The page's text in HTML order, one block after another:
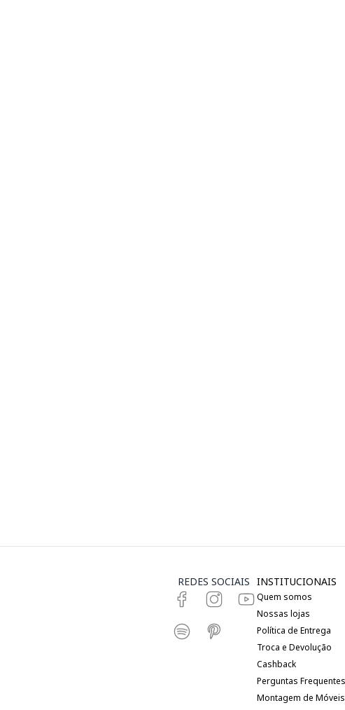
REDES SOCIAIS INSTITUCIONAIS
Quem somos
Nossas lojas
Política de Entrega
Troca e Devolução
Cashback
Perguntas Frequentes
Montagem de Móveis